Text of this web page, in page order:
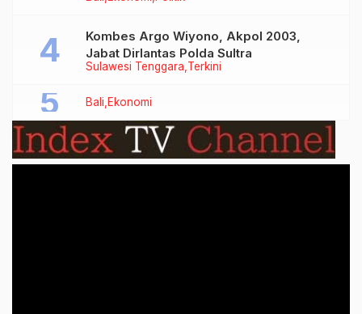
Sulawesi Tenggara Terkini
Kombes Argo Wiyono, Akpol 2003,
Jabat Dirlantas Polda Sultra
Bali Ekonomi